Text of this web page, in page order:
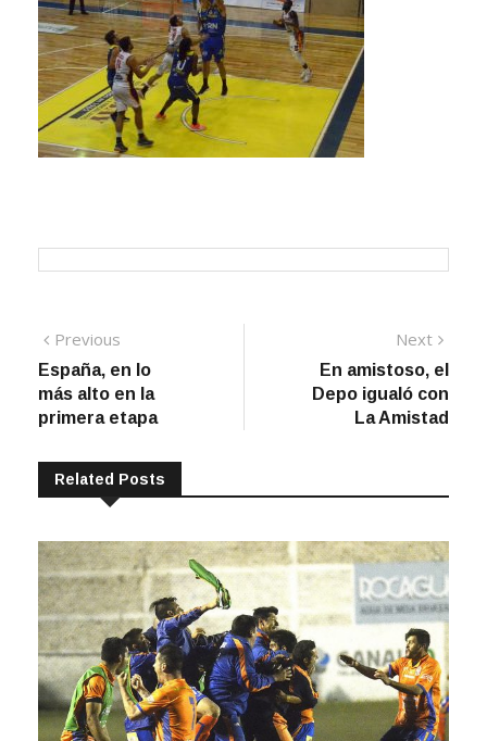
Navegación
de
entradas
Previous
post:
España, en lo
más alto en la
primera etapa
Next
post:
En amistoso, el
Depo igualó con
La Amistad
Related Posts